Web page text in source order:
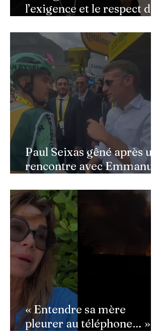
l’exigence et le respect du
répond aux critiques et
défend l’hommage rendu à
son père au Québec
Paul Seixas gêné après une
rencontre avec Emmanuel
semé la panique dans son
équipe
« Entendre sa mère
pleurer au téléphone… » :